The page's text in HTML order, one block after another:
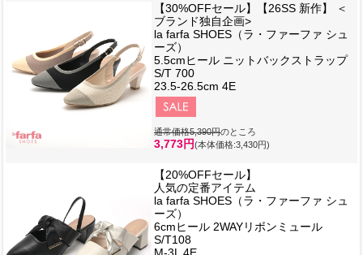
【30%OFFセール】【26SS 新作】 ＜
ブランド独自企画>
la farfa SHOES（ラ・ファーファ シュ
ーズ）
5.5cmヒール ニットバックストラップ
S/T 700
23.5-26.5cm 4E
通常価格5,390円のところ
3,773円(本体価格:3,430円)
【20%OFFセール】
人気の定番アイテム
la farfa SHOES（ラ・ファーファ シュ
ーズ）
6cmヒール 2WAYリボンミュール
S/T108